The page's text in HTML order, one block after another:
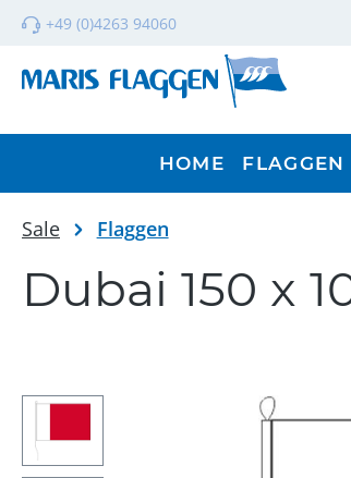
Hauptinhalt springen
Zur Suche springen
Zur Hauptnavigation springen
+49 (0)4263 94060
HOME
Sale Flaggen
Dubai 150 x
Bildergalerie überspringen